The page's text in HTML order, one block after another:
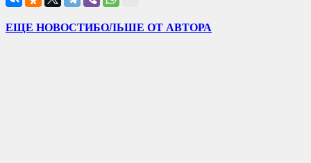
ЕЩЕ НОВОСТИБОЛЬШЕ ОТ АВТОРА